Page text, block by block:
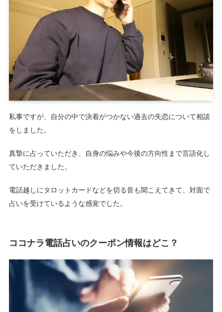
私事ですが、自分の中で決着がつかない過去の失恋について相談
をしました。
真摯に占っていただき、自身の悩みや今後の方向性まで言語化し
ていただきました。
電話越しにタロットカードなどを切る音も聞こえてきて、対面で
占いを受けているような感覚でした。
ココナラ電話占いのクーポン情報はどこ？